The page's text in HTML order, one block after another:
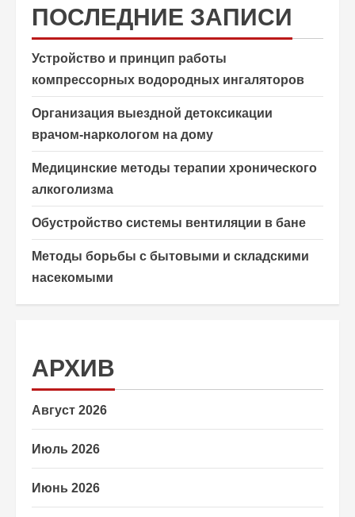
ПОСЛЕДНИЕ ЗАПИСИ
Устройство и принцип работы
компрессорных водородных ингаляторов
Организация выездной детоксикации
врачом-наркологом на дому
Медицинские методы терапии хронического
алкоголизма
Обустройство системы вентиляции в бане
Методы борьбы с бытовыми и складскими
насекомыми
АРХИВ
Август 2026
Июль 2026
Июнь 2026